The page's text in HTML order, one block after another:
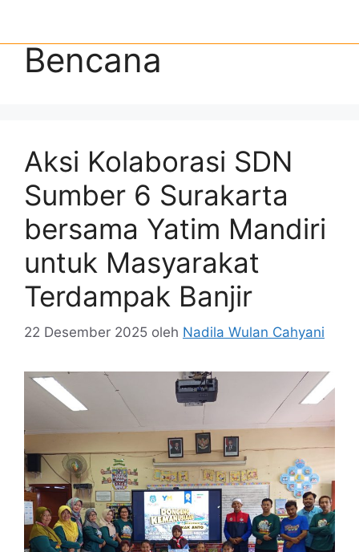
Bencana
Aksi Kolaborasi SDN
Sumber 6 Surakarta
bersama Yatim Mandiri
untuk Masyarakat
Terdampak Banjir
22 Desember 2025 oleh Nadila Wulan Cahyani